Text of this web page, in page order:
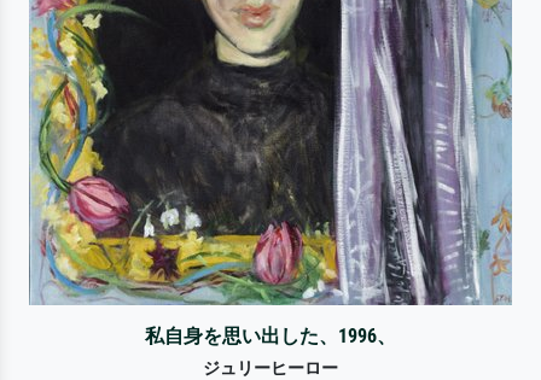
私自身を思い出した、1996、
ジュリーヒーロー